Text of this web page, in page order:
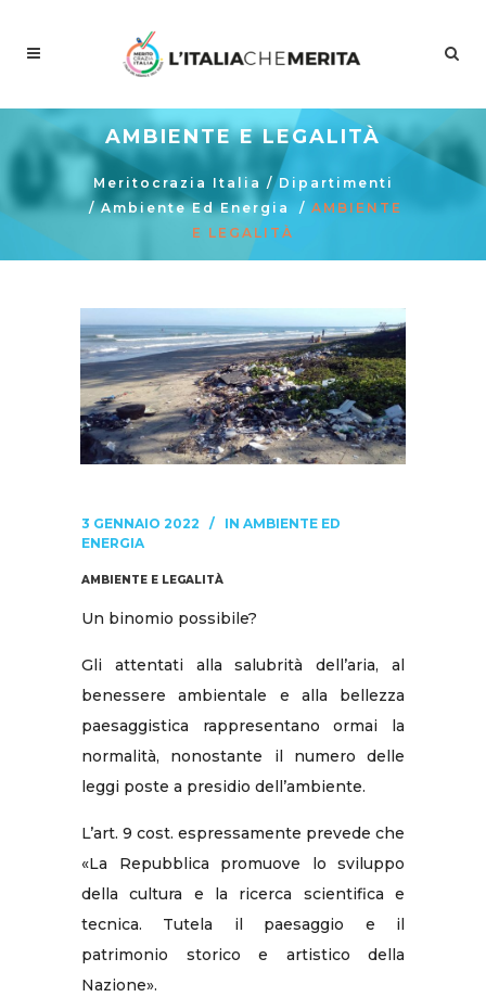
AMBIENTE E LEGALITÀ
Meritocrazia Italia /Dipartimenti
/Ambiente Ed Energia / AMBIENTE
E LEGALITÀ
3 GENNAIO 2022 IN AMBIENTE ED
ENERGIA
AMBIENTE E LEGALITÀ
Un binomio possibile?
Gli attentati alla salubrità dell’aria, al
benessere ambientale e alla bellezza
paesaggistica rappresentano ormai la
normalità, nonostante il numero delle
leggi poste a presidio dell’ambiente.
L’art. 9 cost. espressamente prevede che
«La Repubblica promuove lo sviluppo
della cultura e la ricerca scientifica e
tecnica. Tutela il paesaggio e il
patrimonio storico e artistico della
Nazione».